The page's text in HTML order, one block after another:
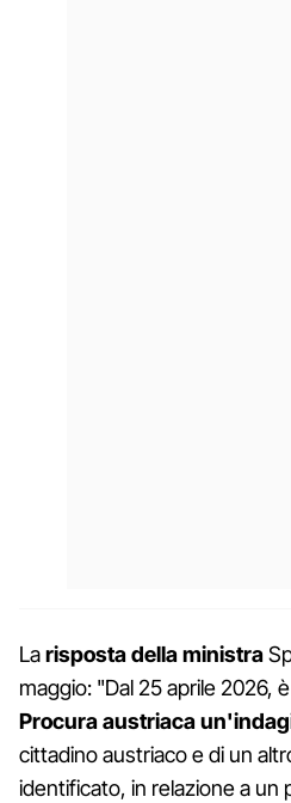
Larisposta della ministra
maggio: "Dal 25 aprile 2026, è
Procura austriaca
cittadino austriaco e di un
identificato, in relazione a un